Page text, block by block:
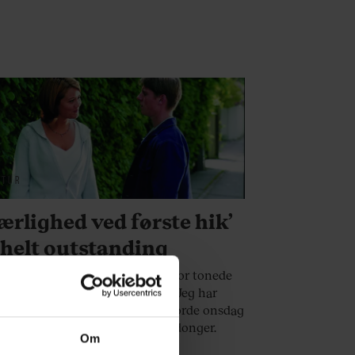
Om
ved første hik’
outstanding
er tyve år siden, at Anja og Viktor tonede
på de danske biograflærreder. Jeg har
en hyldest til filmen, der gjorde onsdag
og kondomer til kardonger.